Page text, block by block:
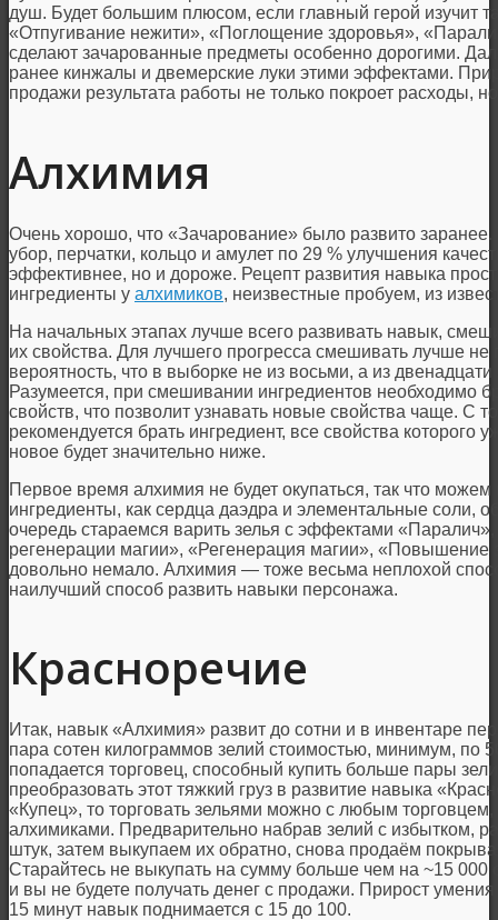
душ. Будет большим плюсом, если главный герой изучит
«Отпугивание нежити», «Поглощение здоровья»,
сделают зачарованные предметы особенно дорогими.
ранее кинжалы и двемерские луки этими эффектами.
продажи результата работы не только покроет расходы,
Алхимия
Очень хорошо, что «Зачарование» было развито
убор, перчатки, кольцо и амулет по 29 % улучшения
эффективнее, но и дороже. Рецепт развития навыка
ингредиенты у алхимиков, неизвестные пробуем, из
На начальных этапах лучше всего развивать навык,
их свойства. Для лучшего прогресса смешивать лучше
вероятность, что в выборке не из восьми, а из
Разумеется, при смешивании ингредиентов необходимо
свойств, что позволит узнавать новые свойства чаще. С
рекомендуется брать ингредиент, все свойства которого
новое будет значительно ниже.
Первое время алхимия не будет окупаться, так что можем
ингредиенты, как сердца даэдра и элементальные соли,
очередь стараемся варить зелья с эффектами
регенерации магии», «Регенерация магии», «Повышение
довольно немало. Алхимия — тоже весьма неплохой
наилучший способ развить навыки персонажа.
Красноречие
Итак, навык «Алхимия» развит до сотни и в инвентаре
пара сотен килограммов зелий стоимостью, минимум, по
попадается торговец, способный купить больше пары
преобразовать этот тяжкий груз в развитие навыка
«Купец», то торговать зельями можно с любым
алхимиками. Предварительно набрав зелий с избытком,
штук, затем выкупаем их обратно, снова продаём
Старайтесь не выкупать на сумму больше чем на ~15 000
и вы не будете получать денег с продажи. Прирост
15 минут навык поднимается с 15 до 100.